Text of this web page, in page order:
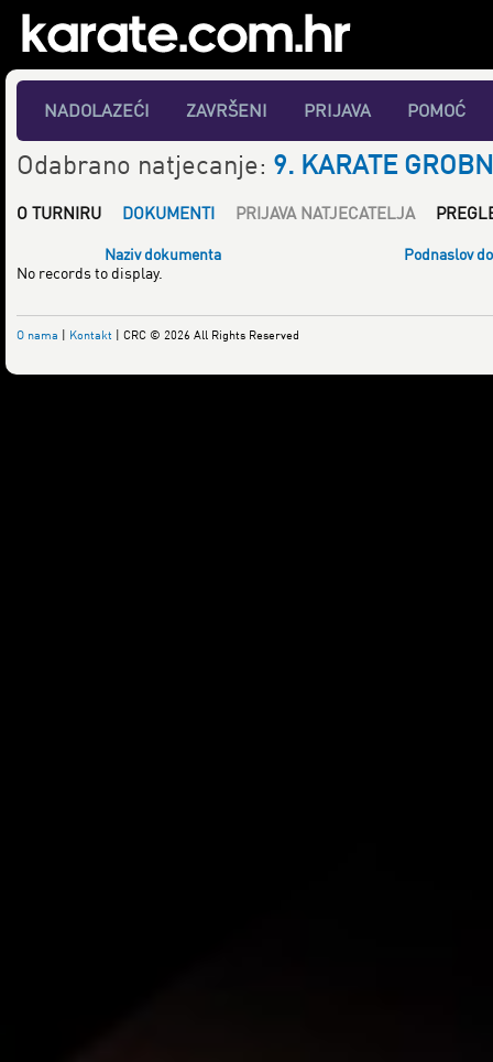
NADOLAZEĆI ZAVRŠENI PRIJAVA POMOĆ
Odabrano natjecanje: 9. KARATE
O TURNIRU DOKUMENTI PRIJAVA NATJECATELJA
Naziv dokumenta
Podnaslov
No records to display.
O nama | Kontakt | CRC © 2026 All Rights Reserved